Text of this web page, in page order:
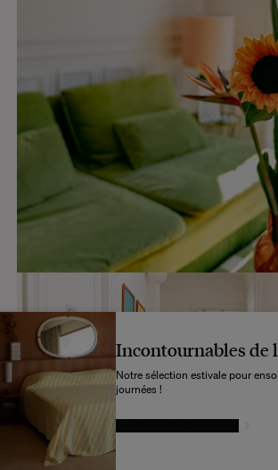
Incontournables de
Notre sélection estivale pour
journées !